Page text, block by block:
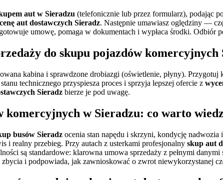
aut w Sieradzu (telefonicznie lub przez formularz), podając
aut dostawczych Sieradz. Następnie umawiasz oględziny —
umowę, pomaga w dokumentach i wypłaca środki. Odbiór
do skupu pojazdów komercyjnych
kabina i sprawdzone drobiazgi (oświetlenie, płyny).
technicznego przyspiesza proces i sprzyja lepszej ofercie z
Sieradz bierze je pod uwagę.
komercyjnych w Sieradzu: co warto
busów Sieradz ocenia stan napędu i skrzyni, kondycję
i realny przebieg. Przy autach z usterkami profesjonalny skup aut
są standardowe: klarowna umowa sprzedaży z pełnymi
zbycia i podpowiada, jak zawnioskować o zwrot niewykorzystanej